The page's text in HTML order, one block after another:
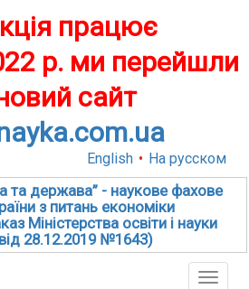
працює
р. ми перейшли
сайт
English • На русском
та держава” - наукове фахове
з питань економіки
Міністерства освіти і науки
28.12.2019 №1643)
Toggle